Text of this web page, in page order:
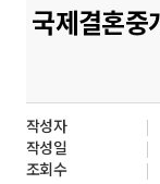
국제결혼중
작성자
작성일
조회수